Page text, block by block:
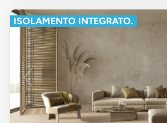
ISOLAMENTO INTEGRATO.